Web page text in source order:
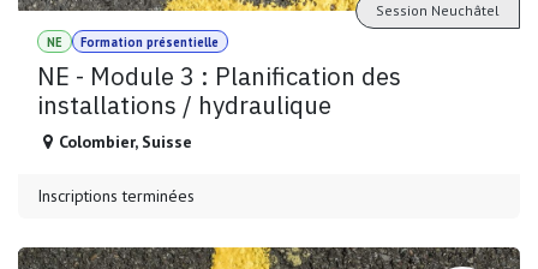
NE Formation présentielle
NE - Module 3 : Planification des
installations / hydraulique
Session Neuchâtel
Colombier, Suisse
Inscriptions terminées